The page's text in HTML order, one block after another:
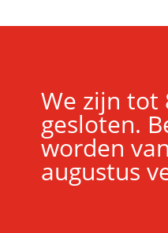
We zijn tot
gesloten.
worden
augustus